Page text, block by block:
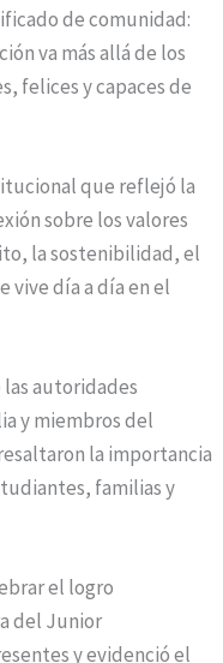
de comunidad:
va más allá de los
felices y capaces de
que reflejó la
sobre los valores
la sostenibilidad, el
vive día a día en el
autoridades
y miembros del
la importancia
familias y
el logro
del Junior
y evidenció el